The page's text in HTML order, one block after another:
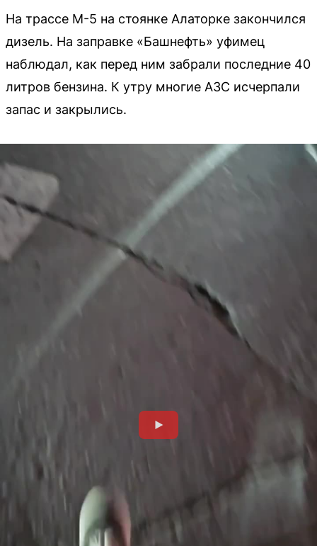
На трассе М-5 на стоянке Алаторке закончился
дизель. На заправке «Башнефть» уфимец
наблюдал, как перед ним забрали последние 40
литров бензина. К утру многие АЗС исчерпали
запас и закрылись.